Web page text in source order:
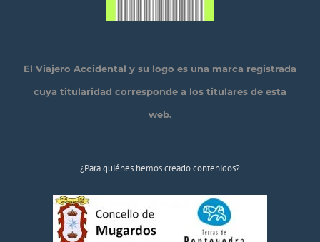
El Viajero Accidental y su logo es una marca registrada
cuya titularidad corresponde a los titulares de esta
web.
¿Para quiénes hemos creado contenidos?